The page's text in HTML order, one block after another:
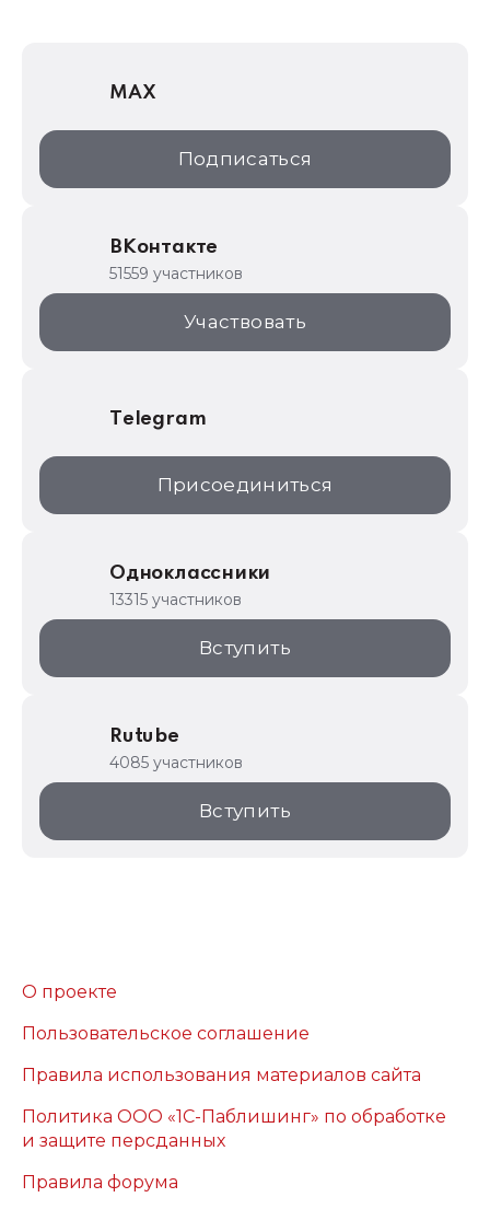
1С:Дистрибьюция
1С:Образование
ИТС.1C.ru
1С:Торговая площадка
MAX
Подписаться
ВКонтакте
51559 участников
Участвовать
Telegram
Присоединиться
Одноклассники
13315 участников
Вступить
Rutube
4085 участников
Вступить
О проекте
Пользовательское соглашение
Правила использования материалов сайта
Политика ООО «1С-Паблишинг» по обработке
и защите персданных
Правила форума